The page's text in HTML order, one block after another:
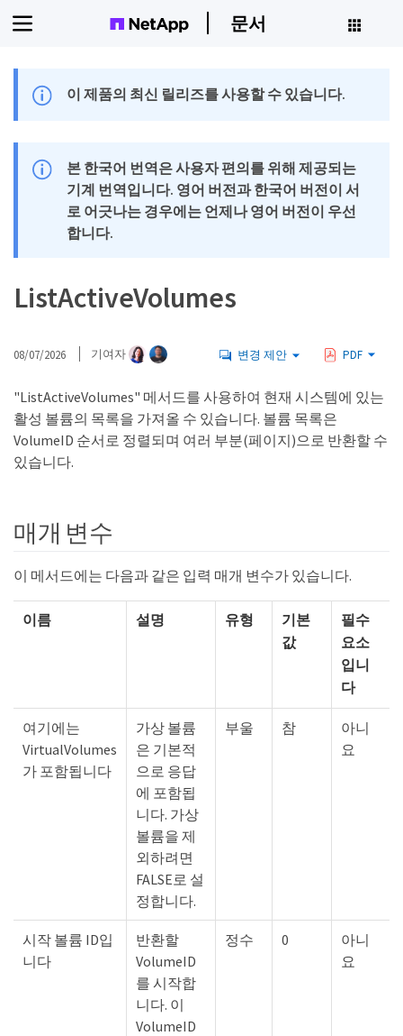
문서
이 제품의 최신 릴리즈를 사용할 수 있습니다.
본 한국어 번역은 사용자 편의를 위해 제공되는
기계 번역입니다. 영어 버전과 한국어 버전이 서
로 어긋나는 경우에는 언제나 영어 버전이 우선
합니다.
ListActiveVolumes
08/07/2026 기여자 변경 제안 PDF
"ListActiveVolumes" 메서드를 사용하여 현재 시스템에 있는
활성 볼륨의 목록을 가져올 수 있습니다. 볼륨 목록은
VolumeID 순서로 정렬되며 여러 부분(페이지)으로 반환할 수
있습니다.
매개 변수
이 메서드에는 다음과 같은 입력 매개 변수가 있습니다.
이름 설명 유형
기본
값
필수
요소
입니
다
여기에는
VirtualVolumes
가 포함됩니다
가상 볼륨
은 기본적
으로 응답
에 포함됩
니다. 가상
볼륨을 제
외하려면
FALSE로 설
정합니다.
부울 참
아니
요
시작 볼륨 ID입
니다
반환할
VolumeID
를 시작합
니다. 이
VolumeID
정수 0
아니
요